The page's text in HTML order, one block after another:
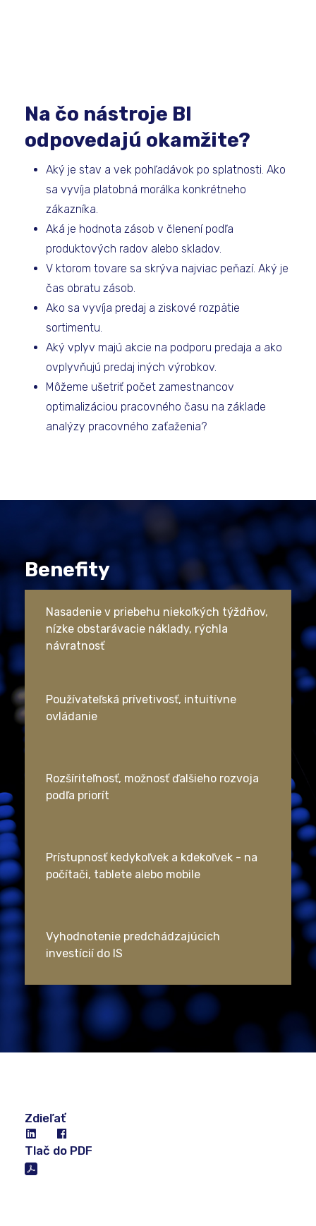
Na čo nástroje BI
odpovedajú okamžite?
Aký je stav a vek pohľadávok po splatnosti. Ako
sa vyvíja platobná morálka konkrétneho
zákazníka.
Aká je hodnota zásob v členení podľa
produktových radov alebo skladov.
V ktorom tovare sa skrýva najviac peňazí. Aký je
čas obratu zásob.
Ako sa vyvíja predaj a ziskové rozpätie
sortimentu.
Aký vplyv majú akcie na podporu predaja a ako
ovplyvňujú predaj iných výrobkov.
Môžeme ušetriť počet zamestnancov
optimalizáciou pracovného času na základe
analýzy pracovného zaťaženia?
Benefity
Nasadenie v priebehu niekoľkých týždňov,
nízke obstarávacie náklady, rýchla
návratnosť
Používateľská prívetivosť, intuitívne
ovládanie
Rozšíriteľnosť, možnosť ďalšieho rozvoja
podľa priorít
Prístupnosť kedykoľvek a kdekoľvek - na
počítači, tablete alebo mobile
Vyhodnotenie predchádzajúcich
investícií do IS
Zdieľať
Tlač do PDF